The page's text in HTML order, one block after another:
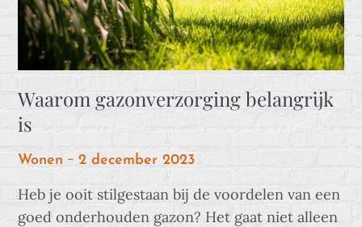
Waarom gazonverzorging belangrijk
is
Wonen
Posted
2 december 2023
Heb je ooit stilgestaan bij de voordelen van een
goed onderhouden gazon? Het gaat niet alleen